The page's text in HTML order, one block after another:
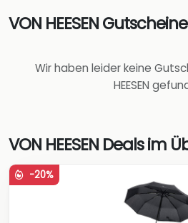
VON HEESEN
Wir haben leider keine
HEESEN
VON HEESEN Deals im
-20%